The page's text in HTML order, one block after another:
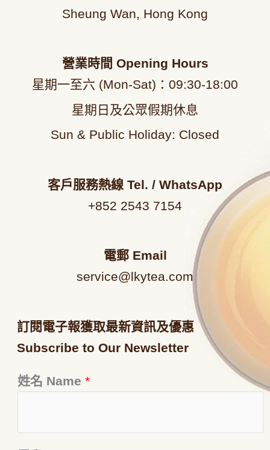
Sheung Wan, Hong Kong
營業時間 Opening Hours
星期一至六 (Mon-Sat)：09:30-18:00
星期日及公眾假期休息
Sun & Public Holiday: Closed
客戶服務熱線 Tel. / WhatsApp
+852 2543 7154
電郵 Email
service@lkytea.com
訂閱電子報獲取最新資訊及優惠
Subscribe to Our Newsletter
姓名 Name *